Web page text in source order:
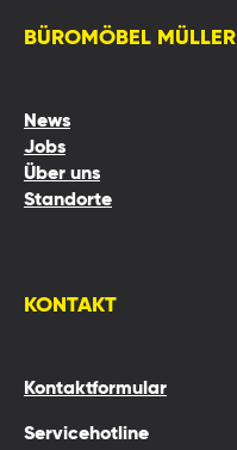
BÜROMÖBEL MÜLLER
News
Jobs
Über uns
Standorte
KONTAKT
Kontaktformular
Servicehotline